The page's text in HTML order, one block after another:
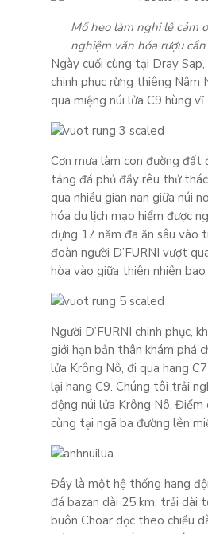
Mổ heo làm nghi lễ cảm
nghiệm văn hóa rượu
Ngày cuối cùng tại Dray Sap,
chinh phục rừng thiêng Nâm
qua miệng núi lửa C9 hùng vĩ.
Cơn mưa làm con đường đất
tảng đá phủ đầy rêu thử
qua nhiều gian nan giữa núi
hóa du lịch mạo hiểm được
dựng 17 năm đã ăn sâu vào
đoàn người D’FURNI vượt
hòa vào giữa thiên nhiên bao
Người D’FURNI chinh phục,
giới hạn bản thân khám phá
lửa Krông Nô, đi qua hang
lại hang C9. Chúng tôi trải
động núi lửa Krông Nô. Điểm
cùng tại ngã ba đường lên
Đây là một hệ thống hang
đá bazan dài 25 km, trải dài
buôn Choar dọc theo chiều